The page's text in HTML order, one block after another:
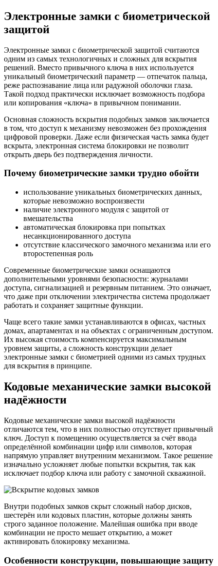
Электронные замки с биометрической
защитой
Электронные замки с биометрической защитой считаются
одним из самых технологичных и сложных для вскрытия
решений. Вместо привычного ключа в них используется
уникальный биометрический параметр — отпечаток пальца,
реже распознавание лица или радужной оболочки глаза.
Такой подход практически исключает возможность подбора
или копирования «ключа» в привычном понимании.
Основная сложность вскрытия подобных замков заключается
в том, что доступ к механизму невозможен без прохождения
цифровой проверки. Даже если физическая часть замка будет
вскрыта, электронная система блокировки не позволит
открыть дверь без подтверждения личности.
Почему биометрические замки трудно обойти
использование уникальных биометрических данных,
которые невозможно воспроизвести
наличие электронного модуля с защитой от
вмешательства
автоматическая блокировка при попытках
несанкционированного доступа
отсутствие классического замочного механизма или его
второстепенная роль
Современные биометрические замки оснащаются
дополнительными уровнями безопасности: журналами
доступа, сигнализацией и резервным питанием. Это означает,
что даже при отключении электричества система продолжает
работать и сохраняет защитные функции.
Чаще всего такие замки устанавливаются в офисах, частных
домах, апартаментах и на объектах с ограниченным доступом.
Их высокая стоимость компенсируется максимальным
уровнем защиты, а сложность конструкции делает
электронные замки с биометрией одними из самых трудных
для вскрытия в принципе.
Кодовые механические замки высокой
надёжности
Кодовые механические замки высокой надёжности
отличаются тем, что в них полностью отсутствует привычный
ключ. Доступ к помещению осуществляется за счёт ввода
определённой комбинации цифр или символов, которая
напрямую управляет внутренним механизмом. Такое решение
изначально усложняет любые попытки вскрытия, так как
исключает подбор ключа или работу с замочной скважиной.
Внутри подобных замков скрыт сложный набор дисков,
шестерён или кодовых пластин, которые должны занять
строго заданное положение. Малейшая ошибка при вводе
комбинации не просто мешает открытию, а может
активировать блокировку механизма.
Особенности конструкции, повышающие защиту